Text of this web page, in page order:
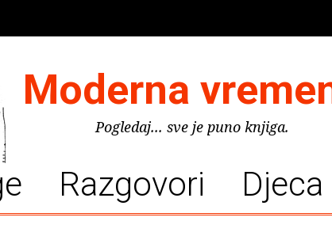
Moderna
Pogledaj... sve je puno knjiga.
Razgovori Djeca